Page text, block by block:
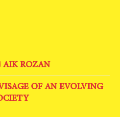
AIK ROZAN ایک روزن
OF AN EVOLVING